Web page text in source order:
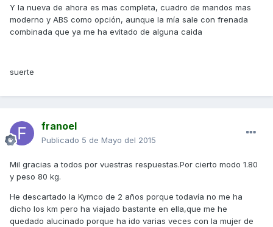
Y la nueva de ahora es mas completa, cuadro de mandos mas
moderno y ABS como opción, aunque la mía sale con frenada
combinada que ya me ha evitado de alguna caida
suerte
franoel
Publicado 5 de Mayo del 2015
Mil gracias a todos por vuestras respuestas.Por cierto modo 1.80
y peso 80 kg.
He descartado la Kymco de 2 años porque todavía no me ha
dicho los km pero ha viajado bastante en ella,que me he
quedado alucinado porque ha ido varias veces con la mujer de